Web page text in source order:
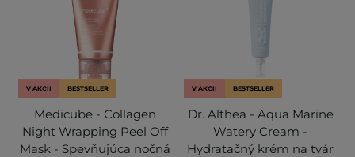
V AKCII BESTSELLER
Medicube - Collagen
Night Wrapping Peel Off
Mask - Spevňujúca nočná
V AKCII BESTSELLER
Dr. Althea - Aqua Marine
Watery Cream -
Hydratačný krém na tvár